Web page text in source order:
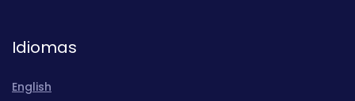
Idiomas
English